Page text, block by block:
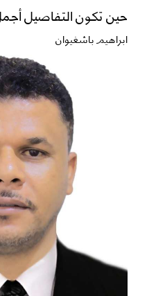
حين تكون التفاصيل
ابراهيم باشغيوان